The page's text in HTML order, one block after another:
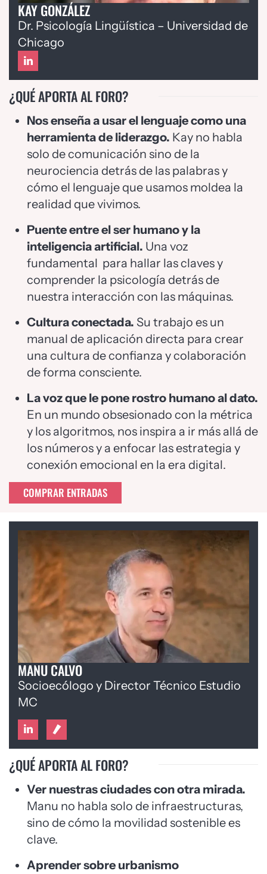
KAY GONZÁLEZ
Dr. Psicología Lingüística – Universidad de
Chicago
¿QUÉ APORTA AL FORO?
Nos enseña a usar el lenguaje como una
herramienta de liderazgo. Kay no habla
solo de comunicación sino de la
neurociencia detrás de las palabras y
cómo el lenguaje que usamos moldea la
realidad que vivimos.
Puente entre el ser humano y la
inteligencia artificial. Una voz
fundamental para hallar las claves y
comprender la psicología detrás de
nuestra interacción con las máquinas.
Cultura conectada. Su trabajo es un
manual de aplicación directa para crear
una cultura de confianza y colaboración
de forma consciente.
La voz que le pone rostro humano al dato.
En un mundo obsesionado con la métrica
y los algoritmos, nos inspira a ir más allá de
los números y a enfocar las estrategia y
conexión emocional en la era digital.
COMPRAR ENTRADAS
MANU CALVO
Socioecólogo y Director Técnico Estudio
MC
¿QUÉ APORTA AL FORO?
Ver nuestras ciudades con otra mirada.
Manu no habla solo de infraestructuras,
sino de cómo la movilidad sostenible es
clave.
Aprender sobre urbanismo